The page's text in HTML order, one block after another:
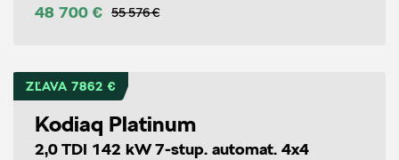
48 700 € 55 576 €
ZĽAVA 7862 €
Kodiaq Platinum
2,0 TDI 142 kW 7-stup. automat. 4x4